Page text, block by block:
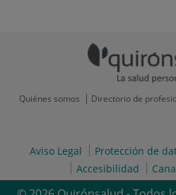
Quiénes somos Directorio de
Aviso Legal Protección de
Accesibilidad